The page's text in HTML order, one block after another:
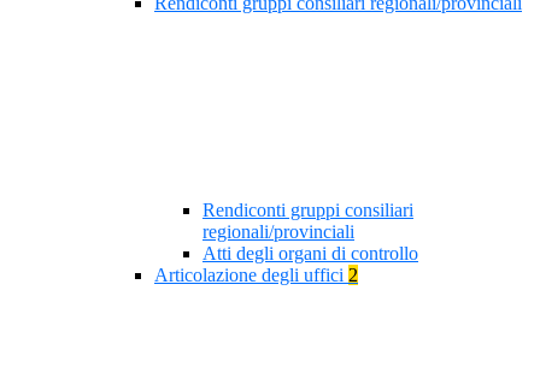
Rendiconti gruppi consiliari
regionali/provinciali
Atti degli organi di controllo
Articolazione degli uffici 2